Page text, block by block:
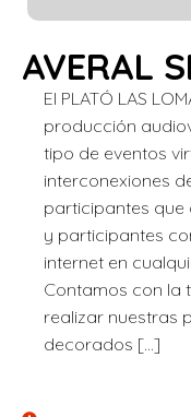
AVERAL
El PLATÓ LAS
producción
tipo de eventos
interconexiones
participantes que
y participantes
internet en
Contamos con la
realizar nuestras
decorados […]